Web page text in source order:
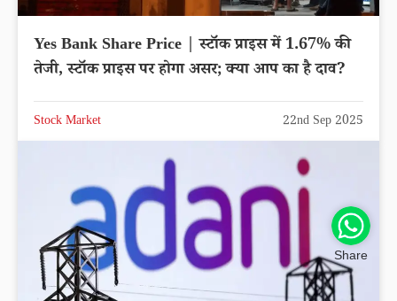
Yes Bank Share Price | स्टॉक प्राइस में 1.67% की
तेजी, स्टॉक प्राइस पर होगा असर; क्या आप का है दाव?
Stock Market 22nd Sep 2025
Share